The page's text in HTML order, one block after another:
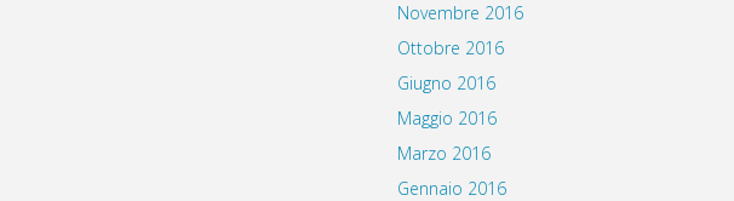
Novembre 2016
Ottobre 2016
Giugno 2016
Maggio 2016
Marzo 2016
Gennaio 2016